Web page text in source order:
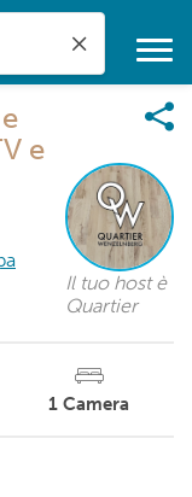
e
Il tuo host è
Quartier
1 Camera